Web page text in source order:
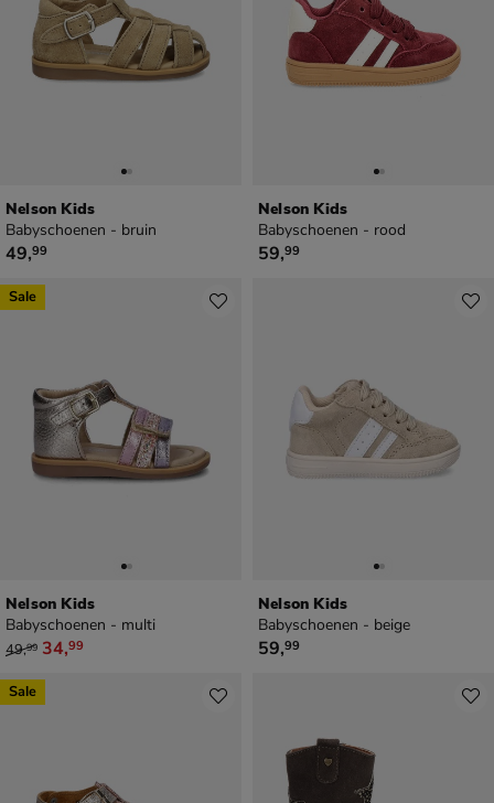
Nelson Kids
Babyschoenen - bruin
€ 49,99
49,99
Nelson Kids
Babyschoenen - rood
€ 59,99
59,99
Nelson Kids
Babyschoenen - multi
van € 49,99 voor € 34,99
49,99 34,99
Sale
Nelson Kids
Babyschoenen - beige
€ 59,99
59,99
Sale